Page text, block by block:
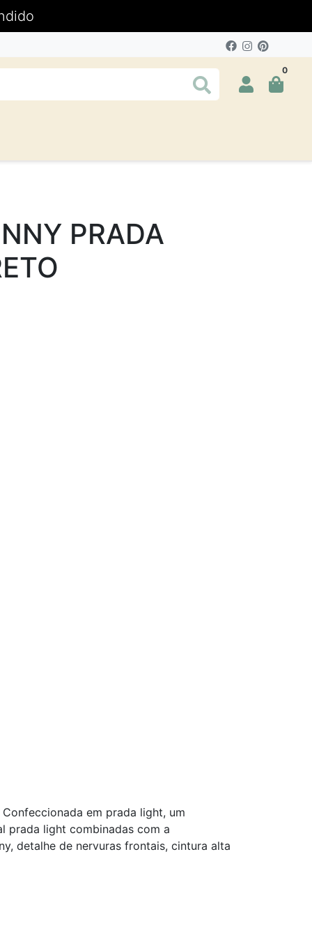
0
PRADA
em prada light, um
prada light combinadas com a
detalhe de nervuras frontais, cintura alta